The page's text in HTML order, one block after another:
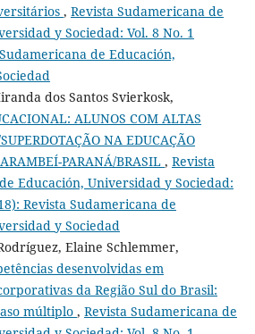
, Revista Sudamericana de
y Sociedad: Vol. 8 No. 1
de Educación,
dos Santos Svierkosk,
ALUNOS COM ALTAS
NA EDUCAÇÃO
PARANÁ/BRASIL , Revista
Educación, Universidad y Sociedad:
Revista Sudamericana de
y Sociedad
Elaine Schlemmer,
desenvolvidas em
da Região Sul do Brasil:
múltiplo , Revista Sudamericana de